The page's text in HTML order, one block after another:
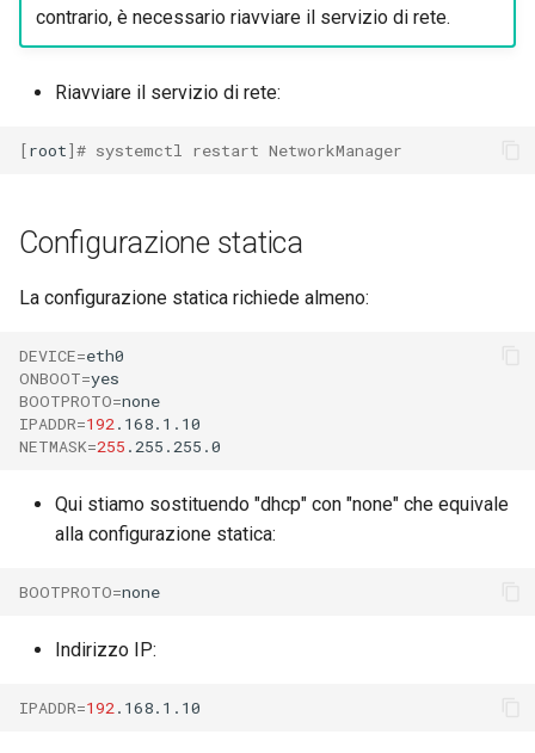
contrario, è necessario riavviare il servizio di rete.
Riavviare il servizio di rete:
[root]# systemctl restart NetworkManager
Configurazione statica
La configurazione statica richiede almeno:
DEVICE=
ONBOOT=
BOOTPROTO=
IPADDR=192
NETMASK=255
Qui stiamo sostituendo "dhcp" con "none" che equivale
alla configurazione statica:
BOOTPROTO=
Indirizzo IP:
IPADDR=192